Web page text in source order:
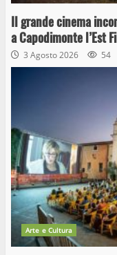
Il grande cinema
a Capodimonte l’Est
3 Agosto 2026 54
Arte e Cultura